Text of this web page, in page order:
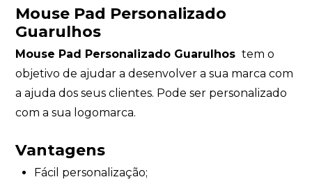
Mouse Pad Personalizado
Guarulhos
Mouse Pad Personalizado Guarulhos tem o
objetivo de ajudar a desenvolver a sua marca com
a ajuda dos seus clientes. Pode ser personalizado
com a sua logomarca.
Vantagens
Fácil personalização;